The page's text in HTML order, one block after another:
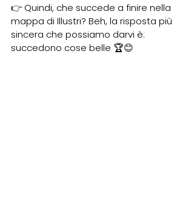
👉 Quindi, che succede a finire nella
mappa di Illustri? Beh, la risposta più
sincera che possiamo darvi è:
succedono cose belle 🏆😊